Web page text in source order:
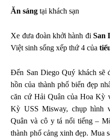
Ăn sáng tại khách sạn
Xe đưa đoàn khởi hành đi San
Việt sinh sống xếp thứ 4 của
Đến San Diego Quý khách sẽ
hồn của thành phố biển đẹp
căn cứ Hải Quân của Hoa Kỳ
Kỳ USS Misway, chụp hình
Quân và cô y tá nổi tiếng –
thành phố cảng xinh đẹp. Mua